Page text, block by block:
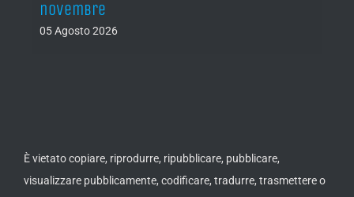
novembre
05 Agosto 2026
È vietato copiare, riprodurre, ripubblicare, pubblicare,
visualizzare pubblicamente, codificare, tradurre, trasmettere o